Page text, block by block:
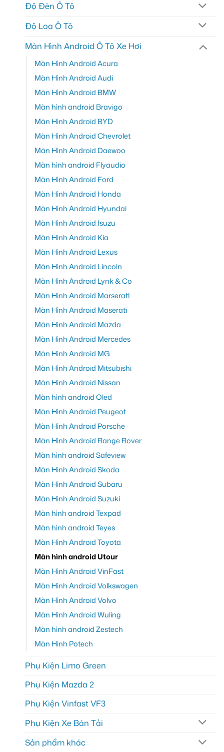
Độ Đèn Ô Tô
Độ Loa Ô Tô
Màn Hình Android Ô Tô Xe Hơi
Màn Hình Android Acura
Màn Hình Android Audi
Màn Hình Android BMW
Màn hình android Bravigo
Màn Hình Android BYD
Màn Hình Android Chevrolet
Màn Hình Android Daewoo
Màn hình android Flyaudio
Màn Hình Android Ford
Màn Hình Android Honda
Màn Hình Android Hyundai
Màn Hình Android Isuzu
Màn Hình Android Kia
Màn Hình Android Lexus
Màn Hình Android Lincoln
Màn Hình Android Lynk & Co
Màn Hình Android Marserati
Màn Hình Android Maserati
Màn Hình Android Mazda
Màn Hình Android Mercedes
Màn Hình Android MG
Màn Hình Android Mitsubishi
Màn Hình Android Nissan
Màn hình android Oled
Màn Hình Android Peugeot
Màn Hình Android Porsche
Màn Hình Android Range Rover
Màn hình android Safeview
Màn Hình Android Skoda
Màn Hình Android Subaru
Màn Hình Android Suzuki
Màn hình android Texpad
Màn hình android Teyes
Màn Hình Android Toyota
Màn hình android Utour
Màn Hình Android VinFast
Màn Hình Android Volkswagen
Màn Hình Android Volvo
Màn Hình Android Wuling
Màn hình android Zestech
Màn Hình Potech
Phụ Kiện Limo Green
Phụ Kiện Mazda 2
Phụ Kiện Vinfast VF3
Phụ Kiện Xe Bán Tải
Sản phẩm khác